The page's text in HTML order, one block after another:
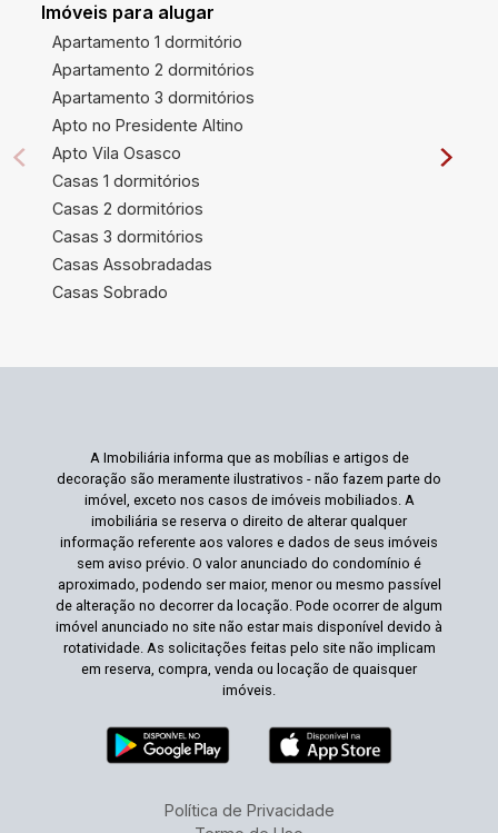
Imóveis para alugar
Apartamento 1 dormitório
Apartamento 2 dormitórios
Apartamento 3 dormitórios
Apto no Presidente Altino
Apto Vila Osasco
Casas 1 dormitórios
Casas 2 dormitórios
Casas 3 dormitórios
Casas Assobradadas
Casas Sobrado
A Imobiliária informa que as mobílias e artigos de
decoração são meramente ilustrativos - não fazem parte do
imóvel, exceto nos casos de imóveis mobiliados. A
imobiliária se reserva o direito de alterar qualquer
informação referente aos valores e dados de seus imóveis
sem aviso prévio. O valor anunciado do condomínio é
aproximado, podendo ser maior, menor ou mesmo passível
de alteração no decorrer da locação. Pode ocorrer de algum
imóvel anunciado no site não estar mais disponível devido à
rotatividade. As solicitações feitas pelo site não implicam
em reserva, compra, venda ou locação de quaisquer
imóveis.
Política de Privacidade